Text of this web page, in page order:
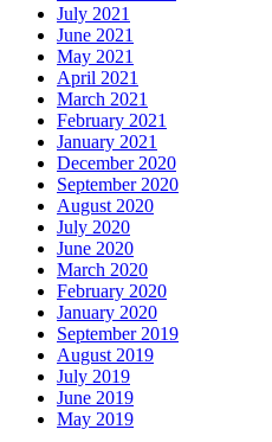
July 2021
June 2021
May 2021
April 2021
March 2021
February 2021
January 2021
December 2020
September 2020
August 2020
July 2020
June 2020
March 2020
February 2020
January 2020
September 2019
August 2019
July 2019
June 2019
May 2019